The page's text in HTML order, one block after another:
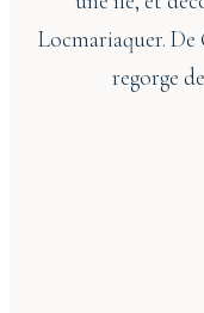
Locmariaquer.
regorge